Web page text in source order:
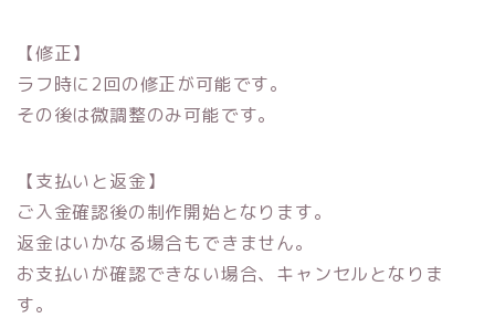
【修正】
ラフ時に2回の修正が可能です。
その後は微調整のみ可能です。
【支払いと返金】
ご入金確認後の制作開始となります。
返金はいかなる場合もできません。
お支払いが確認できない場合、キャンセルとなりま
す。